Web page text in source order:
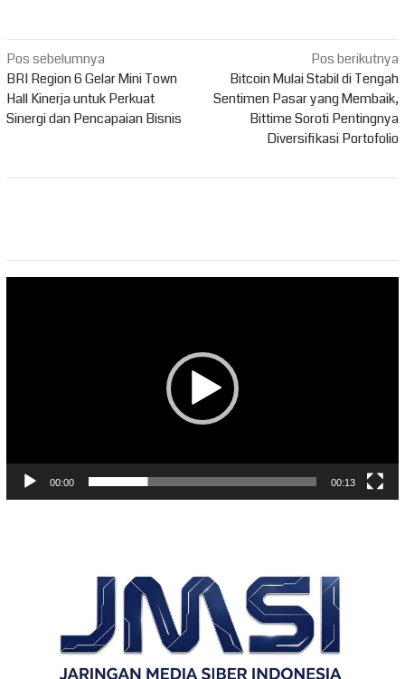
Navigasi
pos
Pos sebelumnya
BRI Region 6 Gelar Mini Town
Hall Kinerja untuk Perkuat
Sinergi dan Pencapaian Bisnis
Pos berikutnya
Bitcoin Mulai Stabil di Tengah
Sentimen Pasar yang Membaik,
Bittime Soroti Pentingnya
Diversifikasi Portofolio
00:00 00:13